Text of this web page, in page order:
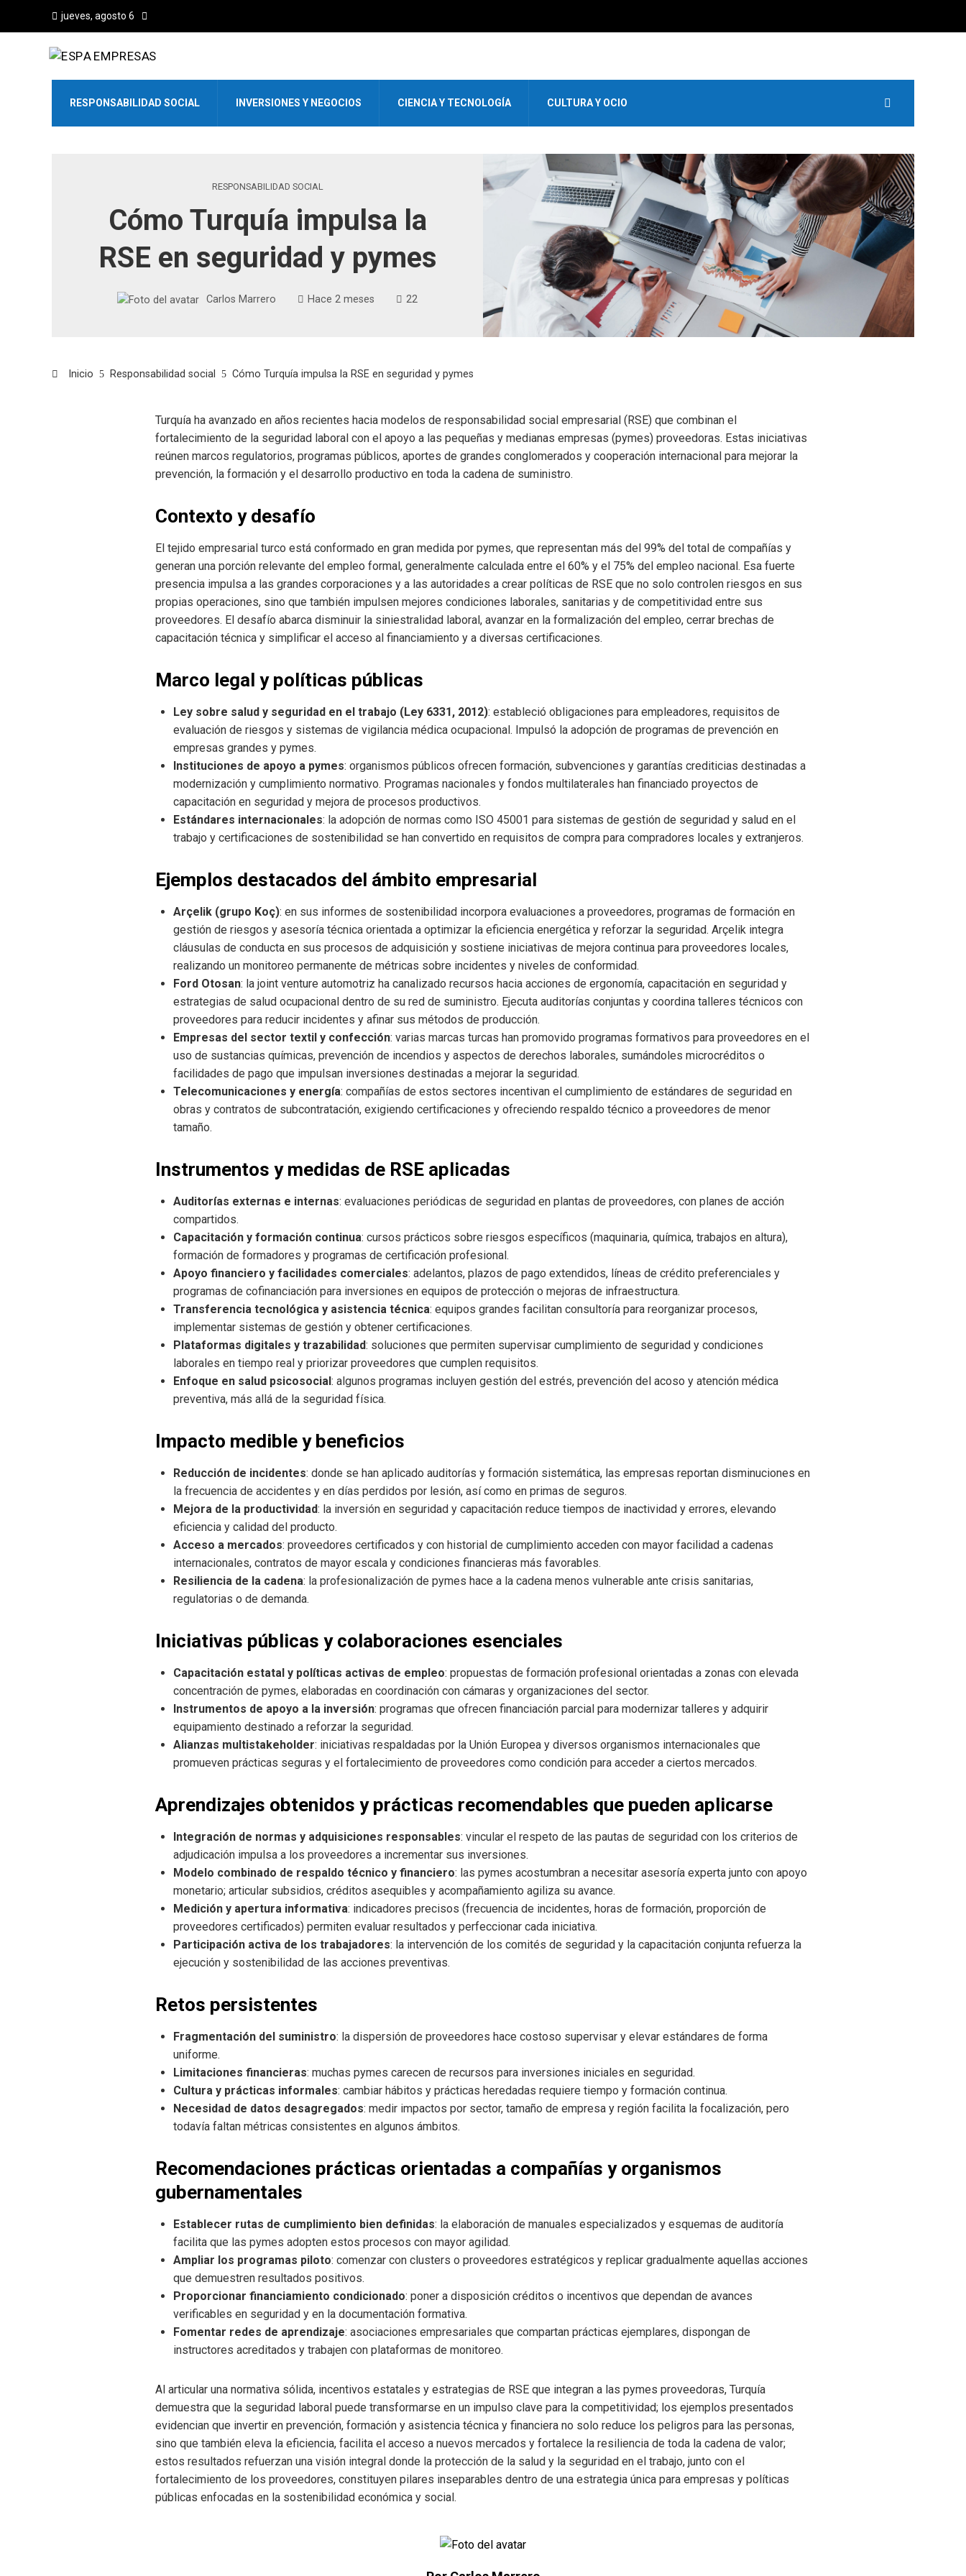
jueves, agosto 6
RESPONSABILIDAD SOCIAL INVERSIONES Y NEGOCIOS CIENCIA Y TECNOLOGÍA CULTURA Y OCIO
RESPONSABILIDAD SOCIAL
Cómo Turquía impulsa la
RSE en seguridad y pymes
Carlos Marrero Hace 2 meses 22
Inicio Responsabilidad social Cómo Turquía impulsa la RSE en seguridad y pymes
Turquía ha avanzado en años recientes hacia modelos de responsabilidad social empresarial (RSE) que combinan el
fortalecimiento de la seguridad laboral con el apoyo a las pequeñas y medianas empresas (pymes) proveedoras. Estas iniciativas
reúnen marcos regulatorios, programas públicos, aportes de grandes conglomerados y cooperación internacional para mejorar la
prevención, la formación y el desarrollo productivo en toda la cadena de suministro.
Contexto y desafío
El tejido empresarial turco está conformado en gran medida por pymes, que representan más del 99% del total de compañías y
generan una porción relevante del empleo formal, generalmente calculada entre el 60% y el 75% del empleo nacional. Esa fuerte
presencia impulsa a las grandes corporaciones y a las autoridades a crear políticas de RSE que no solo controlen riesgos en sus
propias operaciones, sino que también impulsen mejores condiciones laborales, sanitarias y de competitividad entre sus
proveedores. El desafío abarca disminuir la siniestralidad laboral, avanzar en la formalización del empleo, cerrar brechas de
capacitación técnica y simplificar el acceso al financiamiento y a diversas certificaciones.
Marco legal y políticas públicas
Ley sobre salud y seguridad en el trabajo (Ley 6331, 2012): estableció obligaciones para empleadores, requisitos de
evaluación de riesgos y sistemas de vigilancia médica ocupacional. Impulsó la adopción de programas de prevención en
empresas grandes y pymes.
Instituciones de apoyo a pymes: organismos públicos ofrecen formación, subvenciones y garantías crediticias destinadas a
modernización y cumplimiento normativo. Programas nacionales y fondos multilaterales han financiado proyectos de
capacitación en seguridad y mejora de procesos productivos.
Estándares internacionales: la adopción de normas como ISO 45001 para sistemas de gestión de seguridad y salud en el
trabajo y certificaciones de sostenibilidad se han convertido en requisitos de compra para compradores locales y extranjeros.
Ejemplos destacados del ámbito empresarial
Arçelik (grupo Koç): en sus informes de sostenibilidad incorpora evaluaciones a proveedores, programas de formación en
gestión de riesgos y asesoría técnica orientada a optimizar la eficiencia energética y reforzar la seguridad. Arçelik integra
cláusulas de conducta en sus procesos de adquisición y sostiene iniciativas de mejora continua para proveedores locales,
realizando un monitoreo permanente de métricas sobre incidentes y niveles de conformidad.
Ford Otosan: la joint venture automotriz ha canalizado recursos hacia acciones de ergonomía, capacitación en seguridad y
estrategias de salud ocupacional dentro de su red de suministro. Ejecuta auditorías conjuntas y coordina talleres técnicos con
proveedores para reducir incidentes y afinar sus métodos de producción.
Empresas del sector textil y confección: varias marcas turcas han promovido programas formativos para proveedores en el
uso de sustancias químicas, prevención de incendios y aspectos de derechos laborales, sumándoles microcréditos o
facilidades de pago que impulsan inversiones destinadas a mejorar la seguridad.
Telecomunicaciones y energía: compañías de estos sectores incentivan el cumplimiento de estándares de seguridad en
obras y contratos de subcontratación, exigiendo certificaciones y ofreciendo respaldo técnico a proveedores de menor
tamaño.
Instrumentos y medidas de RSE aplicadas
Auditorías externas e internas: evaluaciones periódicas de seguridad en plantas de proveedores, con planes de acción
compartidos.
Capacitación y formación continua: cursos prácticos sobre riesgos específicos (maquinaria, química, trabajos en altura),
formación de formadores y programas de certificación profesional.
Apoyo financiero y facilidades comerciales: adelantos, plazos de pago extendidos, líneas de crédito preferenciales y
programas de cofinanciación para inversiones en equipos de protección o mejoras de infraestructura.
Transferencia tecnológica y asistencia técnica: equipos grandes facilitan consultoría para reorganizar procesos,
implementar sistemas de gestión y obtener certificaciones.
Plataformas digitales y trazabilidad: soluciones que permiten supervisar cumplimiento de seguridad y condiciones
laborales en tiempo real y priorizar proveedores que cumplen requisitos.
Enfoque en salud psicosocial: algunos programas incluyen gestión del estrés, prevención del acoso y atención médica
preventiva, más allá de la seguridad física.
Impacto medible y beneficios
Reducción de incidentes: donde se han aplicado auditorías y formación sistemática, las empresas reportan disminuciones en
la frecuencia de accidentes y en días perdidos por lesión, así como en primas de seguros.
Mejora de la productividad: la inversión en seguridad y capacitación reduce tiempos de inactividad y errores, elevando
eficiencia y calidad del producto.
Acceso a mercados: proveedores certificados y con historial de cumplimiento acceden con mayor facilidad a cadenas
internacionales, contratos de mayor escala y condiciones financieras más favorables.
Resiliencia de la cadena: la profesionalización de pymes hace a la cadena menos vulnerable ante crisis sanitarias,
regulatorias o de demanda.
Iniciativas públicas y colaboraciones esenciales
Capacitación estatal y políticas activas de empleo: propuestas de formación profesional orientadas a zonas con elevada
concentración de pymes, elaboradas en coordinación con cámaras y organizaciones del sector.
Instrumentos de apoyo a la inversión: programas que ofrecen financiación parcial para modernizar talleres y adquirir
equipamiento destinado a reforzar la seguridad.
Alianzas multistakeholder: iniciativas respaldadas por la Unión Europea y diversos organismos internacionales que
promueven prácticas seguras y el fortalecimiento de proveedores como condición para acceder a ciertos mercados.
Aprendizajes obtenidos y prácticas recomendables que pueden aplicarse
Integración de normas y adquisiciones responsables: vincular el respeto de las pautas de seguridad con los criterios de
adjudicación impulsa a los proveedores a incrementar sus inversiones.
Modelo combinado de respaldo técnico y financiero: las pymes acostumbran a necesitar asesoría experta junto con apoyo
monetario; articular subsidios, créditos asequibles y acompañamiento agiliza su avance.
Medición y apertura informativa: indicadores precisos (frecuencia de incidentes, horas de formación, proporción de
proveedores certificados) permiten evaluar resultados y perfeccionar cada iniciativa.
Participación activa de los trabajadores: la intervención de los comités de seguridad y la capacitación conjunta refuerza la
ejecución y sostenibilidad de las acciones preventivas.
Retos persistentes
Fragmentación del suministro: la dispersión de proveedores hace costoso supervisar y elevar estándares de forma
uniforme.
Limitaciones financieras: muchas pymes carecen de recursos para inversiones iniciales en seguridad.
Cultura y prácticas informales: cambiar hábitos y prácticas heredadas requiere tiempo y formación continua.
Necesidad de datos desagregados: medir impactos por sector, tamaño de empresa y región facilita la focalización, pero
todavía faltan métricas consistentes en algunos ámbitos.
Recomendaciones prácticas orientadas a compañías y organismos
gubernamentales
Establecer rutas de cumplimiento bien definidas: la elaboración de manuales especializados y esquemas de auditoría
facilita que las pymes adopten estos procesos con mayor agilidad.
Ampliar los programas piloto: comenzar con clusters o proveedores estratégicos y replicar gradualmente aquellas acciones
que demuestren resultados positivos.
Proporcionar financiamiento condicionado: poner a disposición créditos o incentivos que dependan de avances
verificables en seguridad y en la documentación formativa.
Fomentar redes de aprendizaje: asociaciones empresariales que compartan prácticas ejemplares, dispongan de
instructores acreditados y trabajen con plataformas de monitoreo.
Al articular una normativa sólida, incentivos estatales y estrategias de RSE que integran a las pymes proveedoras, Turquía
demuestra que la seguridad laboral puede transformarse en un impulso clave para la competitividad; los ejemplos presentados
evidencian que invertir en prevención, formación y asistencia técnica y financiera no solo reduce los peligros para las personas,
sino que también eleva la eficiencia, facilita el acceso a nuevos mercados y fortalece la resiliencia de toda la cadena de valor;
estos resultados refuerzan una visión integral donde la protección de la salud y la seguridad en el trabajo, junto con el
fortalecimiento de los proveedores, constituyen pilares inseparables dentro de una estrategia única para empresas y políticas
públicas enfocadas en la sostenibilidad económica y social.